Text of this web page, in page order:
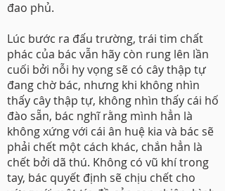
đao phủ.
Lúc bước ra đấu trường, trái tim chất
phác của bác vẫn hãy còn rung lên lần
cuối bởi nỗi hy vọng sẽ có cây thập tự
đang chờ bác, nhưng khi không nhìn
thấy cây thập tự, không nhìn thấy cái hố
đào sẵn, bác nghĩ rằng mình hẳn là
không xứng với cái ân huệ kia và bác sẽ
phải chết một cách khác, chắn hẳn là
chết bởi dã thú. Không có vũ khí trong
tay, bác quyết định sẽ chịu chết cho